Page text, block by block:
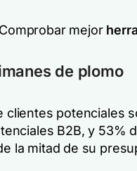
Comprobar mejor
de plomo
clientes potenciales
B2B, y 53%
la mitad de su